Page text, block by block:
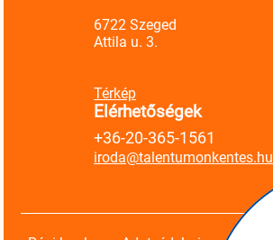
6722 Szeged
Attila u. 3.
Térkép
Elérhetőségek
+36-20-365-1561
iroda@talentumonkentes.hu